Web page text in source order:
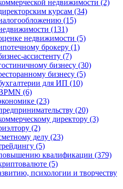
недвижимости (2)
курсам (34)
(15)
(131)
недвижимости (5)
брокеру (1)
ассистенту (7)
бизнесу (30)
бизнесу (5)
для ИП (10)
(6)
(23)
(20)
директору (3)
(2)
делу (23)
(5)
квалификации (379)
(5)
психологии и творчеству